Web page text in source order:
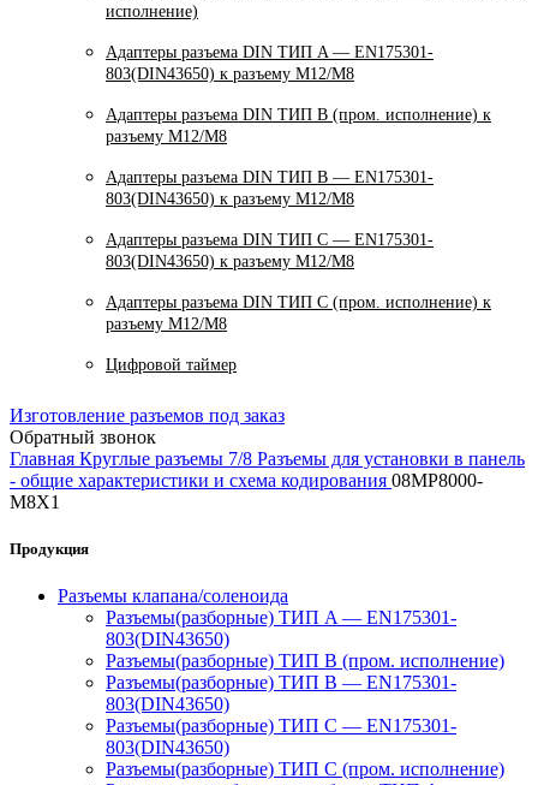
исполнение)
Адаптеры разъема DIN ТИП A — EN175301-
803(DIN43650) к разъему M12/M8
Адаптеры разъема DIN ТИП B (пром. исполнение) к
разъему M12/M8
Адаптеры разъема DIN ТИП B — EN175301-
803(DIN43650) к разъему M12/M8
Адаптеры разъема DIN ТИП C — EN175301-
803(DIN43650) к разъему M12/M8
Адаптеры разъема DIN ТИП C (пром. исполнение) к
разъему M12/M8
Цифровой таймер
Изготовление разъемов под заказ
Обратный звонок
Главная Круглые разъемы 7/8 Разъемы для установки в панель
- общие характеристики и схема кодирования 08MP8000-
M8X1
Продукция
Разъемы клапана/соленоида
Разъемы(разборные) ТИП A — EN175301-
803(DIN43650)
Разъемы(разборные) ТИП В (пром. исполнение)
Разъемы(разборные) ТИП B — EN175301-
803(DIN43650)
Разъемы(разборные) ТИП C — EN175301-
803(DIN43650)
Разъемы(разборные) ТИП С (пром. исполнение)